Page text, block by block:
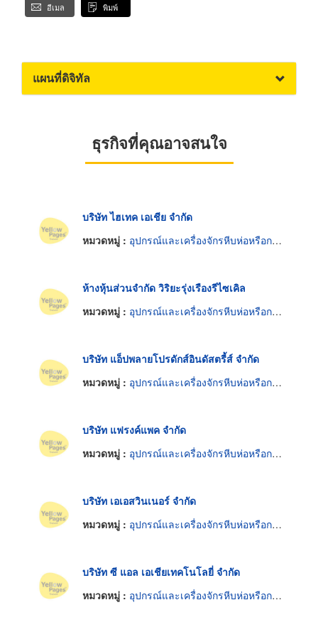
อีเมล พิมพ์
แผนที่ดิจิทัล
ธุรกิจที่คุณอาจสนใจ
บริษัท ไฮเทค เอเชีย จำกัด
หมวดหมู่ : อุปกรณ์และเครื่องจักรหีบห่อหรือกล่องสินค้า
ห้างหุ้นส่วนจำกัด วิริยะรุ่งเรืองรีไซเคิล
หมวดหมู่ : อุปกรณ์และเครื่องจักรหีบห่อหรือกล่องสินค้า
บริษัท แอ็ปพลายโปรดักส์อินดัสตรี้ส์ จำกัด
หมวดหมู่ : อุปกรณ์และเครื่องจักรหีบห่อหรือกล่องสินค้า
บริษัท แฟรงค์แพค จำกัด
หมวดหมู่ : อุปกรณ์และเครื่องจักรหีบห่อหรือกล่องสินค้า
บริษัท เอเอสวินเนอร์ จำกัด
หมวดหมู่ : อุปกรณ์และเครื่องจักรหีบห่อหรือกล่องสินค้า
บริษัท ซี แอล เอเชียเทคโนโลยี่ จำกัด
หมวดหมู่ : อุปกรณ์และเครื่องจักรหีบห่อหรือกล่องสินค้า